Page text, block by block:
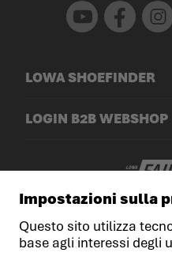
Youtube Facebook Instagram
LOWA SHOEFINDER
LOGIN B2B WEBSHOP